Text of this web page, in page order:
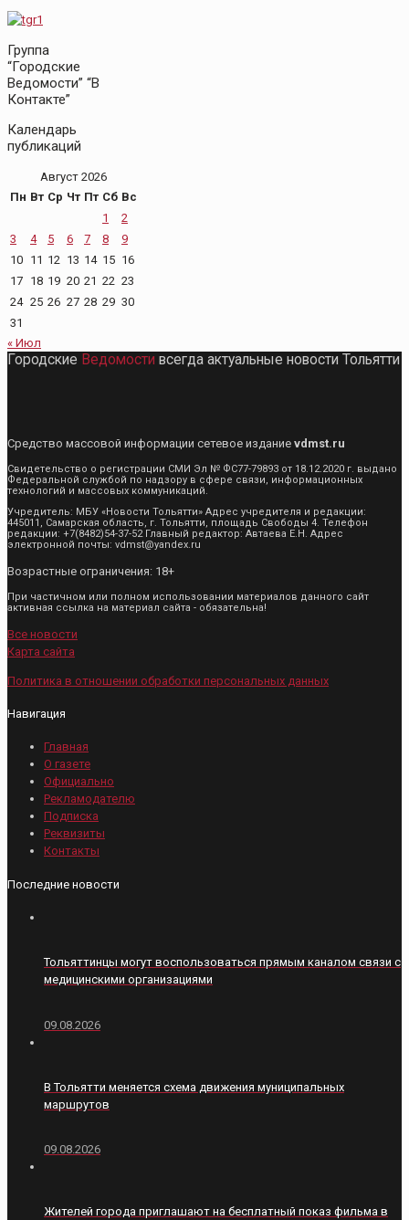
Группа
“Городские
Ведомости” “В
Контакте”
Календарь
публикаций
Август 2026
Пн Вт Ср Чт Пт Сб Вс
1
2
3
4 5 6 7 8
9
10 11 12 13 14 15 16
17 18 19 20 21 22 23
24 25 26 27 28 29 30
31
« Июл
Городские Ведомости всегда актуальные новости Тольятти
Средство массовой информации сетевое издание vdmst.ru
Свидетельство о регистрации СМИ Эл № ФС77-79893 от 18.12.2020 г. выдано
Федеральной службой по надзору в сфере связи, информационных
технологий и массовых коммуникаций.
Учредитель: МБУ «Новости Тольятти» Адрес учредителя и редакции:
445011, Самарская область, г. Тольятти, площадь Свободы 4. Телефон
редакции: +7(8482)54-37-52 Главный редактор: Автаева Е.Н. Адрес
электронной почты: vdmst@yandex.ru
Возрастные ограничения: 18+
При частичном или полном использовании материалов данного сайт
активная ссылка на материал сайта - обязательна!
Все новости
Карта сайта
Политика в отношении обработки персональных данных
Навигация
Главная
О газете
Официально
Рекламодателю
Подписка
Реквизиты
Контакты
Последние новости
Тольяттинцы могут воспользоваться прямым каналом связи с
медицинскими организациями
09.08.2026
В Тольятти меняется схема движения муниципальных
маршрутов
09.08.2026
Жителей города приглашают на бесплатный показ фильма в